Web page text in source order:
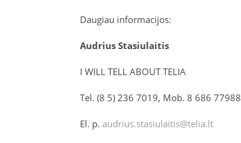
Daugiau informacijos:
Audrius Stasiulaitis
I WILL TELL ABOUT TELIA
Tel. (8 5) 236 7019, Mob. 8 686 77988
El. p. audrius.stasiulaitis@telia.lt